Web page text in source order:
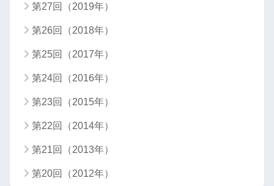
第27回（2019年）
第26回（2018年）
第25回（2017年）
第24回（2016年）
第23回（2015年）
第22回（2014年）
第21回（2013年）
第20回（2012年）